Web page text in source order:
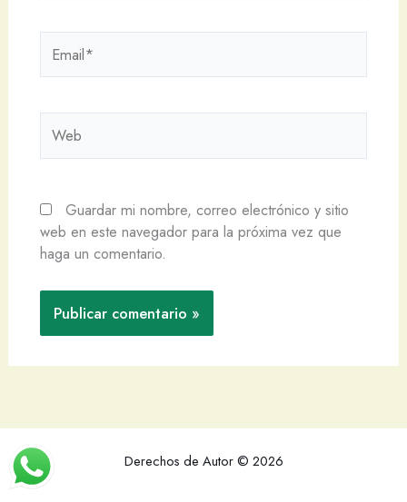
Guardar mi nombre, correo electrónico y sitio
web en este navegador para la próxima vez que
haga un comentario.
Derechos de Autor © 2026